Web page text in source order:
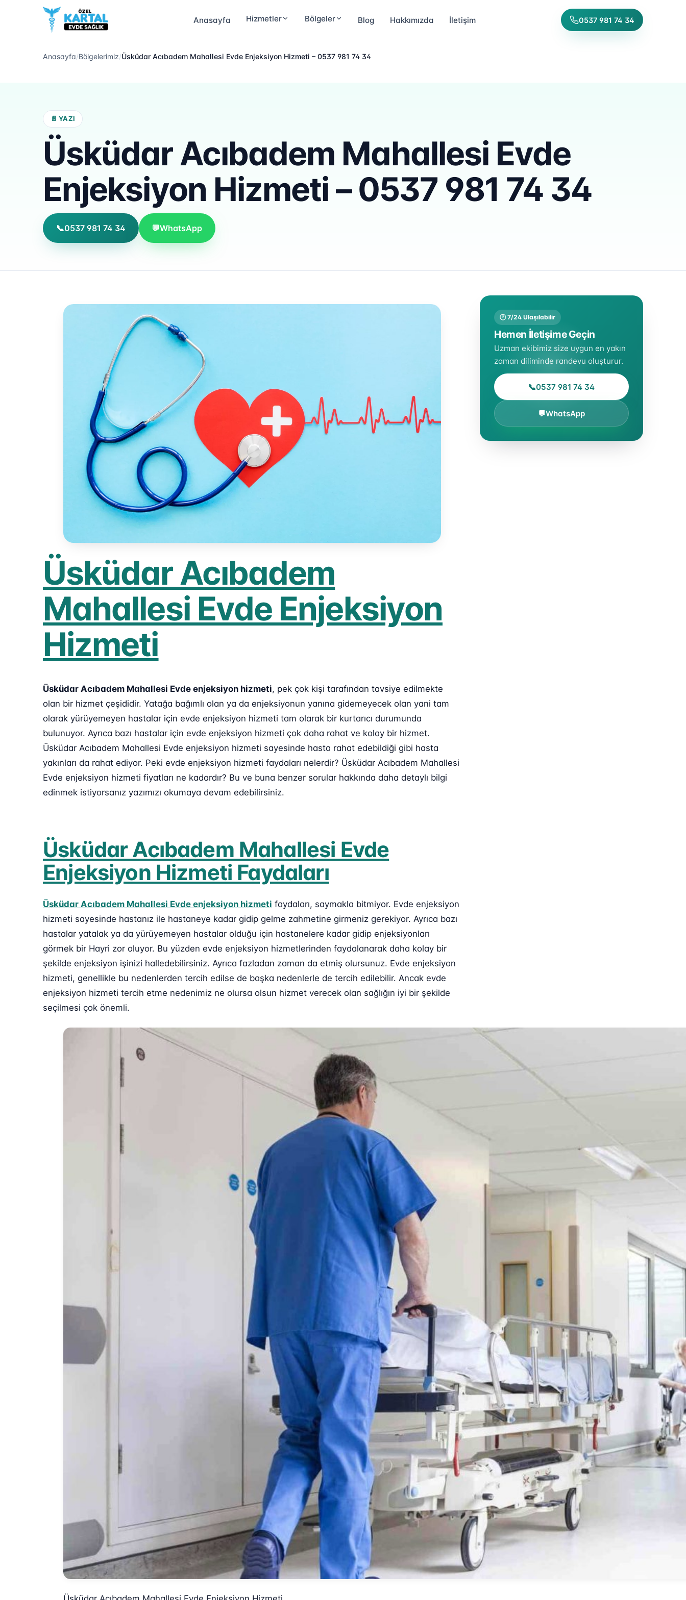
Anasayfa Hizmetler Bölgeler Blog Hakkımızda İletişim 0537 981 74 34
Anasayfa/Bölgelerimiz/Üsküdar Acıbadem Mahallesi Evde Enjeksiyon Hizmeti – 0537 981 74 34
📄 YAZI
Üsküdar Acıbadem Mahallesi Evde
Enjeksiyon Hizmeti – 0537 981 74 34
📞0537 981 74 34 💬WhatsApp
Üsküdar Acıbadem
Mahallesi Evde Enjeksiyon
Hizmeti
Üsküdar Acıbadem Mahallesi Evde enjeksiyon hizmeti, pek çok kişi tarafından tavsiye edilmekte
olan bir hizmet çeşididir. Yatağa bağımlı olan ya da enjeksiyonun yanına gidemeyecek olan yani tam
olarak yürüyemeyen hastalar için evde enjeksiyon hizmeti tam olarak bir kurtarıcı durumunda
bulunuyor. Ayrıca bazı hastalar için evde enjeksiyon hizmeti çok daha rahat ve kolay bir hizmet.
Üsküdar Acıbadem Mahallesi Evde enjeksiyon hizmeti sayesinde hasta rahat edebildiği gibi hasta
yakınları da rahat ediyor. Peki evde enjeksiyon hizmeti faydaları nelerdir? Üsküdar Acıbadem Mahallesi
Evde enjeksiyon hizmeti fiyatları ne kadardır? Bu ve buna benzer sorular hakkında daha detaylı bilgi
edinmek istiyorsanız yazımızı okumaya devam edebilirsiniz.
Üsküdar Acıbadem Mahallesi Evde
Enjeksiyon Hizmeti Faydaları
Üsküdar Acıbadem Mahallesi Evde enjeksiyon hizmeti faydaları, saymakla bitmiyor. Evde enjeksiyon
hizmeti sayesinde hastanız ile hastaneye kadar gidip gelme zahmetine girmeniz gerekiyor. Ayrıca bazı
hastalar yatalak ya da yürüyemeyen hastalar olduğu için hastanelere kadar gidip enjeksiyonları
görmek bir Hayri zor oluyor. Bu yüzden evde enjeksiyon hizmetlerinden faydalanarak daha kolay bir
şekilde enjeksiyon işinizi halledebilirsiniz. Ayrıca fazladan zaman da etmiş olursunuz. Evde enjeksiyon
hizmeti, genellikle bu nedenlerden tercih edilse de başka nedenlerle de tercih edilebilir. Ancak evde
enjeksiyon hizmeti tercih etme nedenimiz ne olursa olsun hizmet verecek olan sağlığın iyi bir şekilde
seçilmesi çok önemli.
🕐 7/24 Ulaşılabilir
Hemen İletişime Geçin
Uzman ekibimiz size uygun en yakın
zaman diliminde randevu oluşturur.
📞0537 981 74 34
💬WhatsApp